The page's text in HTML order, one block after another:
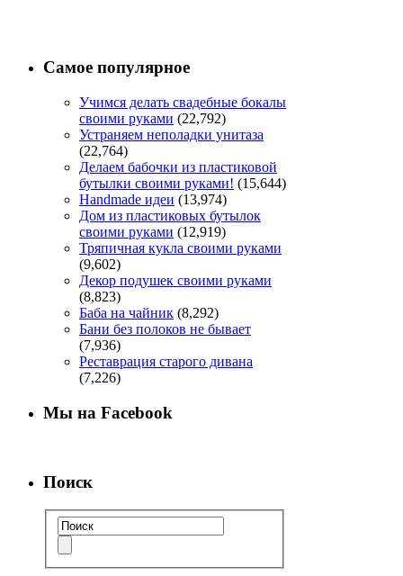
Самое популярное
Учимся делать свадебные бокалы
своими руками (22,792)
Устраняем неполадки унитаза
(22,764)
Делаем бабочки из пластиковой
бутылки своими руками! (15,644)
Handmade идеи (13,974)
Дом из пластиковых бутылок
своими руками (12,919)
Тряпичная кукла своими руками
(9,602)
Декор подушек своими руками
(8,823)
Баба на чайник (8,292)
Бани без полоков не бывает
(7,936)
Реставрация старого дивана
(7,226)
Мы на Facebook
Поиск